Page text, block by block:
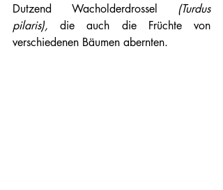
Dutzend Wacholderdrossel (Turdus
pilaris), die auch die Früchte von
verschiedenen Bäumen abernten.